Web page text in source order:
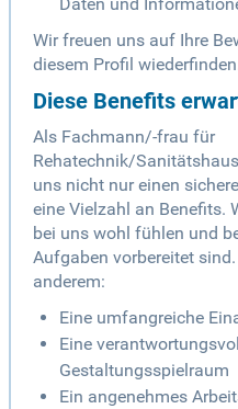
Daten und
Wir freuen uns auf Ihre
diesem Profil
Diese Benefits
Als Fachmann/-frau für
Rehatechnik/
uns nicht nur einen
eine Vielzahl an Benefits.
bei uns wohl fühlen und
Aufgaben vorbereitet
anderem:
Eine umfangreiche
Eine
Gestaltungsspielraum
Ein angenehmes